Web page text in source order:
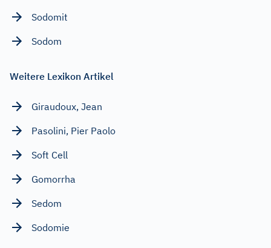
Sodomit
Sodom
Weitere Lexikon Artikel
Giraudoux, Jean
Pasolini, Pier Paolo
Soft Cell
Gomorrha
Sedom
Sodomie